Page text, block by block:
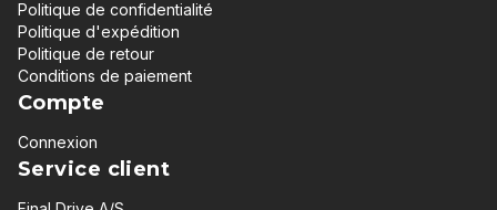
Politique de confidentialité
Politique d'expédition
Politique de retour
Conditions de paiement
Compte
Connexion
Service client